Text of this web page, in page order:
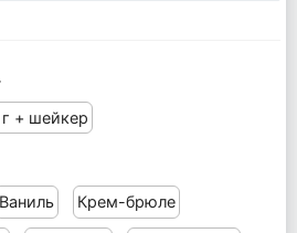
+ шейкер
Ваниль Крем-брюле